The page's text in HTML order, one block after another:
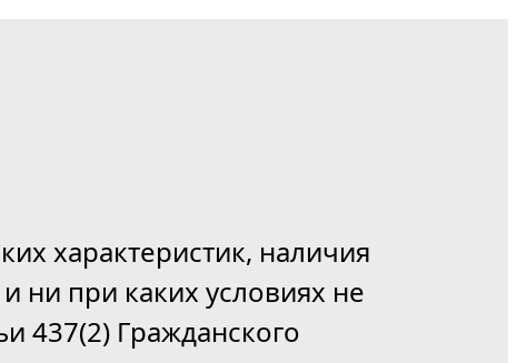
характеристик, наличия
ни при каких условиях не
437(2) Гражданского